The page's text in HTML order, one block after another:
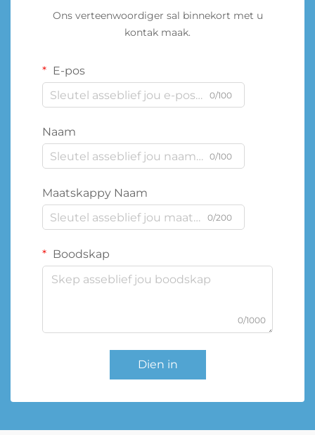
Ons verteenwoordiger sal binnekort met u
kontak maak.
E-pos
0/100
Naam
0/100
Maatskappy Naam
0/200
Boodskap
0/1000
Dien in